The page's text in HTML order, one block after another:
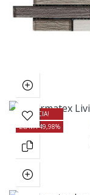
AKCIA!
ZĽAVA 49,98%